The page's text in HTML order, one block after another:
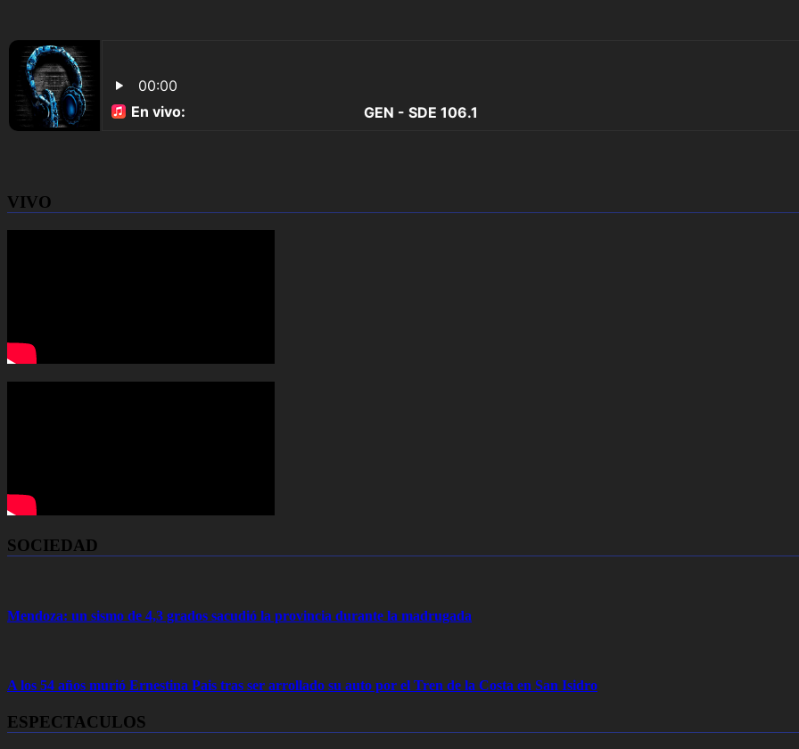
VIVO
SOCIEDAD
Mendoza: un sismo de 4,3 grados sacudió la provincia durante la madrugada
A los 54 años murió Ernestina Pais tras ser arrollado su auto por el Tren de la Costa en San Isidro
ESPECTACULOS